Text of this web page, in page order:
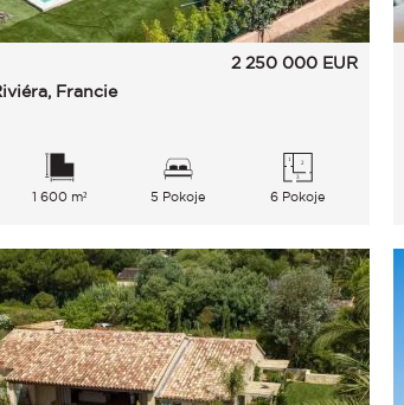
Francie
2 250 000 EUR
1 600 m² 5 Pokoje 6 Pokoje